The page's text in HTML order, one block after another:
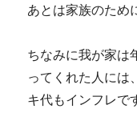
あとは家族のため
ちなみに我が家は
ってくれた人には
キ代もインフレで